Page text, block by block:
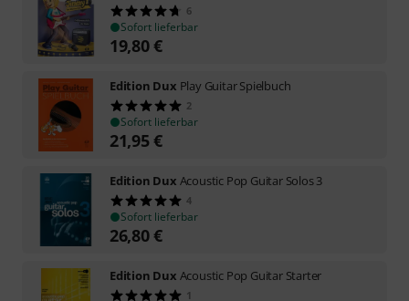
6
Sofort lieferbar
19,80€
Edition Dux Play Guitar Spielbuch
2
Sofort lieferbar
21,95€
Edition Dux Acoustic Pop Guitar Solos 3
4
Sofort lieferbar
26,80€
Edition Dux Acoustic Pop Guitar Starter
1